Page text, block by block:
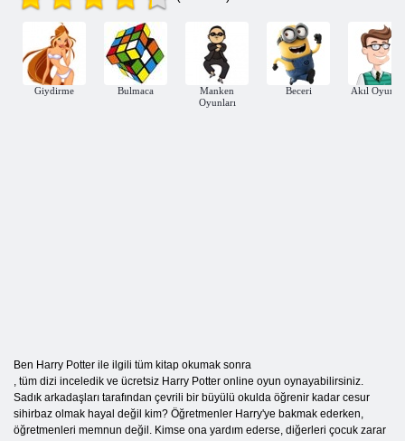
Giydirme Bulmaca
Manken
Oyunları
Beceri Akıl
Ben Harry Potter ile ilgili tüm kitap okumak sonra
, tüm dizi inceledik ve ücretsiz Harry Potter online oyun oynayabilirsiniz.
Sadık arkadaşları tarafından çevrili bir büyülü okulda öğrenir kadar cesur
sihirbaz olmak hayal değil kim? Öğretmenler Harry'ye bakmak ederken,
öğretmenleri memnun değil. Kimse ona yardım ederse, diğerleri çocuk zarar